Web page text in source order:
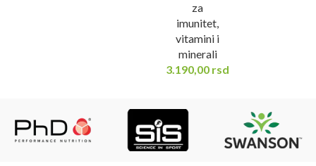
za
imunitet,
vitamini i
minerali
3.190,00 rsd